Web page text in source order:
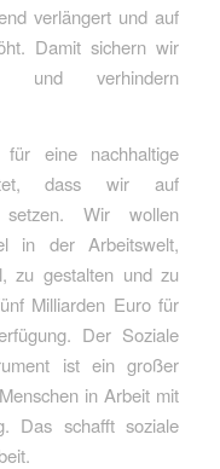
verlängert und auf
Damit sichern wir
und verhindern
eine nachhaltige
dass wir auf
setzen. Wir wollen
in der Arbeitswelt,
zu gestalten und zu
Milliarden Euro für
Der Soziale
ist ein großer
in Arbeit mit
Das schafft soziale